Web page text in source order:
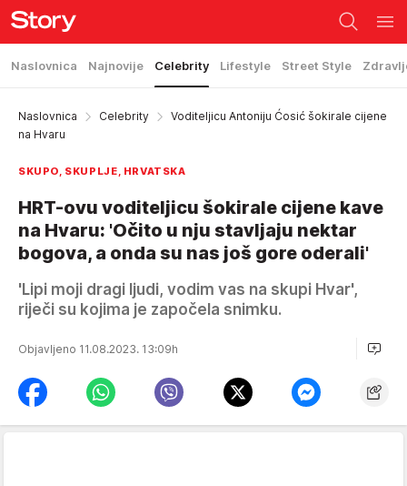
Naslovnica Najnovije Celebrity Lifestyle Street Style
Naslovnica Celebrity
Voditeljicu Antoniju Ćosić šokirale cijene
na Hvaru
SKUPO, SKUPLJE, HRVATSKA
HRT-ovu voditeljicu šokirale cijene kave
na Hvaru: 'Očito u nju stavljaju nektar
bogova, a onda su nas još gore oderali'
'Lipi moji dragi ljudi, vodim vas na skupi Hvar',
riječi su kojima je započela snimku.
Objavljeno 11.08.2023. 13:09h